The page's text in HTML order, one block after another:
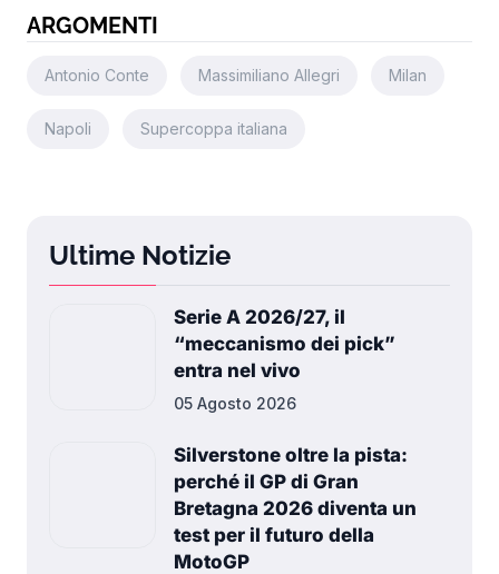
ARGOMENTI
Antonio Conte Massimiliano Allegri Milan
Napoli Supercoppa italiana
Ultime Notizie
Serie A 2026/27, il
“meccanismo dei pick”
entra nel vivo
05 Agosto 2026
Silverstone oltre la pista:
perché il GP di Gran
Bretagna 2026 diventa un
test per il futuro della
MotoGP